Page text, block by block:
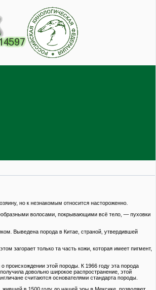
но к незнакомым относится настороженно.
волосами, покрывающими всё тело, — пуховки
Выведена порода в Китае, страной, утвердившей
загорает только та часть кожи, которая имеет пигмент,
происхождении этой породы. К 1966 году эта порода
довольно широкое распространение, этой
считаются основателями стандарта породы.
жившей в 1500 году до нашей эры в Мексике, позволяют